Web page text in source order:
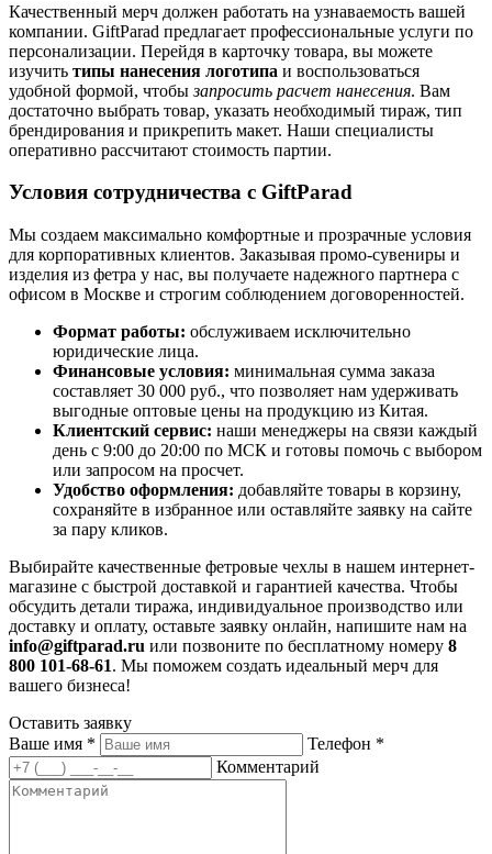
Качественный мерч должен работать на узнаваемость вашей
компании. GiftParad предлагает профессиональные услуги по
персонализации. Перейдя в карточку товара, вы можете
изучить типы нанесения логотипа и воспользоваться
удобной формой, чтобызапросить расчет нанесения. Вам
достаточно выбрать товар, указать необходимый тираж, тип
брендирования и прикрепить макет. Наши специалисты
оперативно рассчитают стоимость партии.
Условия сотрудничества с GiftParad
Мы создаем максимально комфортные и прозрачные условия
для корпоративных клиентов. Заказывая промо-сувениры и
изделия из фетра у нас, вы получаете надежного партнера с
офисом в Москве и строгим соблюдением договоренностей.
Формат работы: обслуживаем исключительно
юридические лица.
Финансовые условия: минимальная сумма заказа
составляет 30 000 руб., что позволяет нам удерживать
выгодные оптовые цены на продукцию из Китая.
Клиентский сервис: наши менеджеры на связи каждый
день с 9:00 до 20:00 по МСК и готовы помочь с выбором
или запросом на просчет.
Удобство оформления: добавляйте товары в корзину,
сохраняйте в избранное или оставляйте заявку на сайте
за пару кликов.
Выбирайте качественные фетровые чехлы в нашем интернет-
магазине с быстрой доставкой и гарантией качества. Чтобы
обсудить детали тиража, индивидуальное производство или
доставку и оплату, оставьте заявку онлайн, напишите нам на
info@giftparad.ru или позвоните по бесплатному номеру 8
800 101-68-61. Мы поможем создать идеальный мерч для
вашего бизнеса!
Оставить заявку
Ваше имя * Телефон *
Комментарий